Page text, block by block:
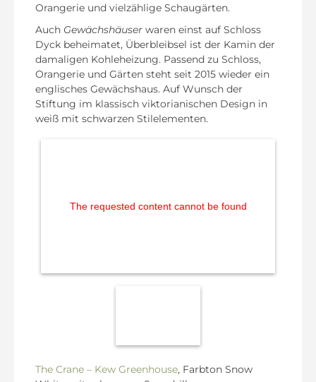
Orangerie und vielzählige Schaugärten.
Auch Gewächshäuser waren einst auf Schloss
Dyck beheimatet, Überbleibsel ist der Kamin der
damaligen Kohleheizung. Passend zu Schloss,
Orangerie und Gärten steht seit 2015 wieder ein
englisches Gewächshaus. Auf Wunsch der
Stiftung im klassisch viktorianischen Design in
weiß mit schwarzen Stilelementen.
The requested content cannot be found
The Crane – Kew Greenhouse, Farbton Snow